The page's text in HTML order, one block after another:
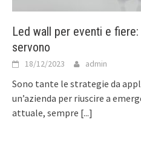
Led wall per eventi e
servono
18/12/2023 admin
Sono tante le strategie da
un’azienda per riuscire a
attuale, sempre [...]